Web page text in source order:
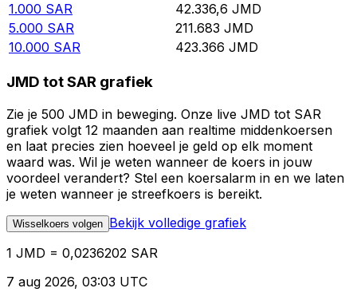
1.000 SAR 42.336,6 JMD
5.000 SAR 211.683 JMD
10.000 SAR 423.366 JMD
JMD tot SAR grafiek
Zie je 500 JMD in beweging. Onze live JMD tot SAR
grafiek volgt 12 maanden aan realtime middenkoersen
en laat precies zien hoeveel je geld op elk moment
waard was. Wil je weten wanneer de koers in jouw
voordeel verandert? Stel een koersalarm in en we laten
je weten wanneer je streefkoers is bereikt.
Wisselkoers volgen Bekijk volledige grafiek
1 JMD = 0,0236202 SAR
7 aug 2026, 03:03 UTC